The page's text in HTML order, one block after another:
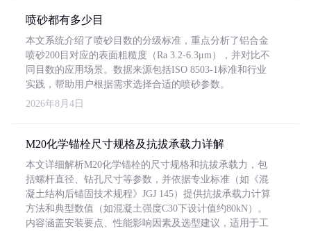
喷砂都有多少目
本文系统介绍了喷砂目数的分级标准，重点分析了铝合金
喷砂200目对应的表面粗糙度（Ra 3.2-6.3μm），并对比不
同目数的应用场景。数据来源包括ISO 8503-1标准和行业
实践，帮助用户根据需求选择合适的喷砂参数。
2026年8月4日
M20化学锚栓尺寸规格及抗拔承载力详解
本文详细解析M20化学锚栓的尺寸规格和抗拔承载力，包
括螺杆直径、钻孔尺寸等参数，并依据专业标准（如《混
凝土结构后锚固技术规程》JGJ 145）提供抗拔承载力计算
方法和典型数值（如混凝土强度C30下设计值约80kN）。
内容涵盖安装要点、性能影响因素及选型建议，适用于工